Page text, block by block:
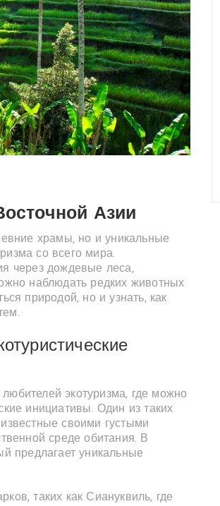
Азии
храмы, но и уникальные
со всего мира.
через дождевые леса,
наблюдать редких животных
природой, но и узнать, как
экотуризма, где можно
инициативы. Один из таких
своими густыми
среде обитания. В
предлагает уникальные
таких как Сиануквиль, где